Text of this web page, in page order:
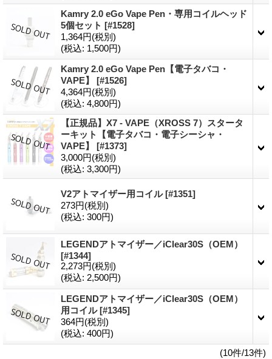
Kamry 2.0 eGo Vape Pen・専用コイルヘッド
5個セット [#1528]
1,364円(税別)
(税込: 1,500円)
Kamry 2.0 eGo Vape Pen【電子タバコ・
VAPE】 [#1526]
4,364円(税別)
(税込: 4,800円)
【正規品】X7 - VAPE（XROSS 7）スタータ
ーキット【電子タバコ・電子シーシャ・
VAPE】 [#1373]
3,000円(税別)
(税込: 3,300円)
V2アトマイザー用コイル[#1351]
273円(税別)
(税込: 300円)
LEGENDアトマイザー／iClear30S（OEM）
[#1344]
2,273円(税別)
(税込: 2,500円)
LEGENDアトマイザー／iClear30S（OEM）
用コイル[#1345]
364円(税別)
(税込: 400円)
(10件/13件)